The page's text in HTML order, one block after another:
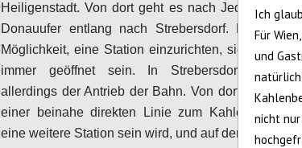
Heiligenstadt. Von dort geht es nach Jedlesee,
Donauufer entlang nach Strebersdorf. Dort gibt
Möglichkeit, eine Station einzurichten, sie wird
immer geöffnet sein. In Strebersdorf befindet
allerdings der Antrieb der Bahn. Von dort geht es
einer beinahe direkten Linie zum
eine weitere Station sein wird, und auf den
Ich
Für
und
natürlich
nicht